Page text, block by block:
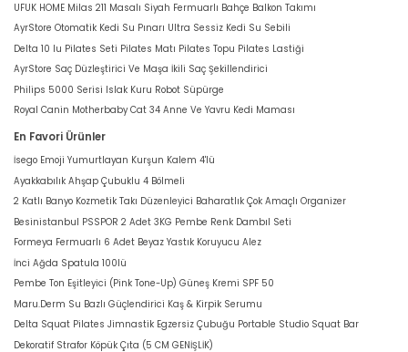
UFUK HOME Milas 211 Masalı Siyah Fermuarlı Bahçe Balkon Takımı
AyrStore Otomatik Kedi Su Pınarı Ultra Sessiz Kedi Su Sebili
Delta 10 lu Pilates Seti Pilates Matı Pilates Topu Pilates Lastiği
AyrStore Saç Düzleştirici Ve Maşa İkili Saç Şekillendirici
Philips 5000 Serisi Islak Kuru Robot Süpürge
Royal Canin Motherbaby Cat 34 Anne Ve Yavru Kedi Maması
En Favori Ürünler
İsego Emoji Yumurtlayan Kurşun Kalem 4'lü
Ayakkabılık Ahşap Çubuklu 4 Bölmeli
2 Katlı Banyo Kozmetik Takı Düzenleyici Baharatlık Çok Amaçlı Organizer
Besinistanbul PSSPOR 2 Adet 3KG Pembe Renk Dambıl Seti
Formeya Fermuarlı 6 Adet Beyaz Yastık Koruyucu Alez
İnci Ağda Spatula 100lü
Pembe Ton Eşitleyici (Pink Tone-Up) Güneş Kremi SPF 50
Maru.Derm Su Bazlı Güçlendirici Kaş & Kirpik Serumu
Delta Squat Pilates Jimnastik Egzersiz Çubuğu Portable Studio Squat Bar
Dekoratif Strafor Köpük Çıta (5 CM GENİŞLİK)